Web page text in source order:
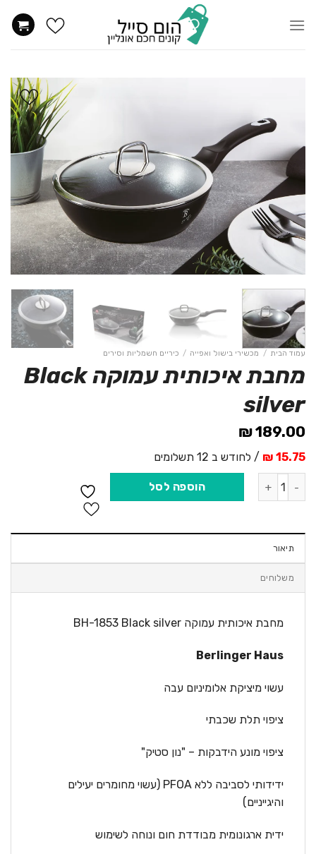
הוסף
ל
WISHLIST
עמוד הבית / מכשירי בישול ואפייה / כיריים חשמליות וסירים
מחבת איכותית עמוקה Black
silver
189.00
₪
15.75 ₪ / לחודש ב 12 תשלומים
כמות של מחבת איכותית עמוקה Black silver
הוספה לסל
תיאור
משלוחים
מחבת איכותית עמוקה BH-1853 Black silver
Berlinger Haus
עשוי מיציקת אלומיניום עבה
ציפוי תלת שכבתי
ציפוי מונע הידבקות – "נון סטיק"
ידידותי לסביבה ללא PFOA
(עשוי מחומרים יעילים
והיגייניים)
ידית ארגונומית מבודדת חום ונוחה לשימוש